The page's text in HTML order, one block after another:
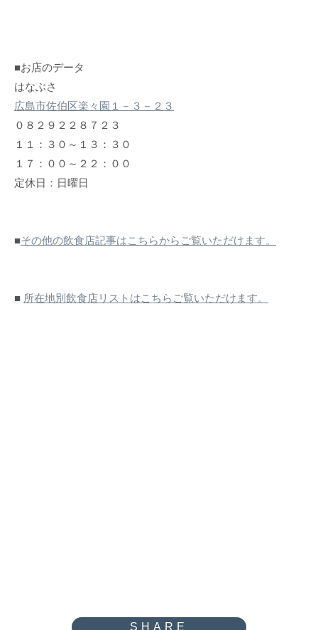
■お店のデータ
はなぶさ
広島市佐伯区楽々園１－３－２３
０８２９２２８７２３
１１：３０～１３：３０
１７：００～２２：００
定休日：日曜日
■その他の飲食店記事はこちらからご覧いただけます。
■ 所在地別飲食店リストはこちらご覧いただけます。